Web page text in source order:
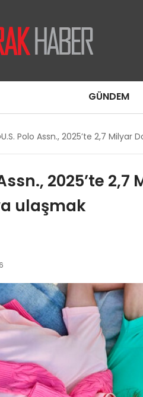
GÜNDEM
U.S. Polo Assn., 2025’te 2,7 Milyar
2025’te
ulaşmak